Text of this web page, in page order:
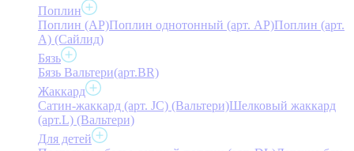
Поплин
Поплин (AP)Поплин однотонный (арт. AP)Поплин (арт.
А) (Сайлид)
Бязь
Бязь Вальтери(арт.BR)
Жаккард
Сатин-жаккард (арт. JC) (Вальтери)Шелковый жаккард
(арт.L) (Вальтери)
Для детей